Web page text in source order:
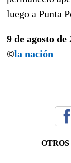
luego a Punta
9 de agosto de
©la nación